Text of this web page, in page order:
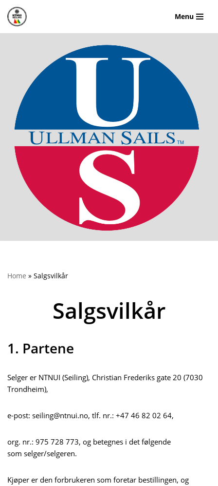
Hopp
Menu
Home » Salgsvilkår
Salgsvilkår
1. Partene
Selger er NTNUI (Seiling), Christian Frederiks gate 20 (7030
Trondheim),
e-post: seiling@ntnui.no, tlf. nr.: +47 46 82 02 64,
org. nr.: 975 728 773, og betegnes i det følgende
som selger/selgeren.
Kjøper er den forbrukeren som foretar bestillingen, og